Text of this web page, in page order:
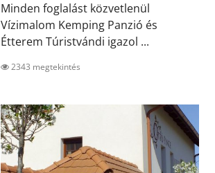
Minden foglalást közvetlenül
Vízimalom Kemping Panzió és
Étterem Túristvándi igazol ...
2343 megtekintés